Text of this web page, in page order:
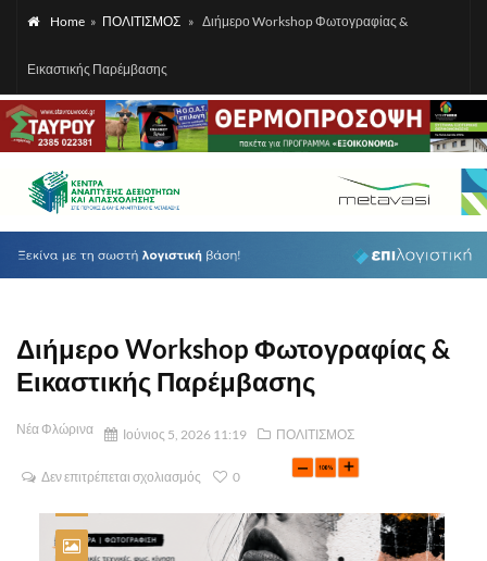
Home » ΠΟΛΙΤΙΣΜΟΣ » Διήμερο Workshop Φωτογραφίας &
Εικαστικής Παρέμβασης
Διήμερο Workshop Φωτογραφίας &
Εικαστικής Παρέμβασης
Νέα Φλώρινα Ιούνιος 5, 2026 11:19 ΠΟΛΙΤΙΣΜΟΣ
Δεν επιτρέπεται σχολιασμός 0